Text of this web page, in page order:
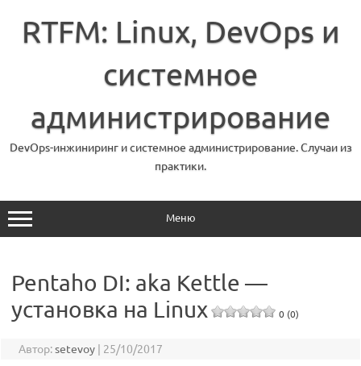
содержимому
RTFM: Linux, DevOps и
системное
администрирование
DevOps-инжиниринг и системное администрирование. Случаи из
практики.
Меню
Pentaho DI: aka Kettle —
установка на Linux
0 (0)
Автор:setevoy | 25/10/2017